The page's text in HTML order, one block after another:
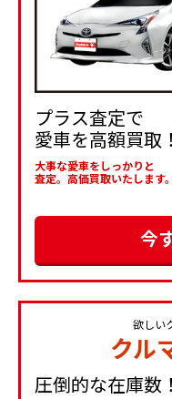
プラス査定で
愛車を高額買取！
大事な愛車をしっかりと
査定。高価買取いたします。
今
欲しい
クル
圧倒的な在庫数！